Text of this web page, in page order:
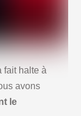
fait halte à
avons
le